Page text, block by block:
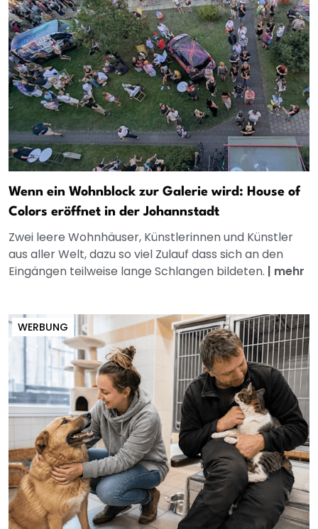
Wenn ein Wohnblock zur Galerie wird: House of
Colors eröffnet in der Johannstadt
Zwei leere Wohnhäuser, Künstlerinnen und Künstler
aus aller Welt, dazu so viel Zulauf dass sich an den
Eingängen teilweise lange Schlangen bildeten. | mehr
WERBUNG